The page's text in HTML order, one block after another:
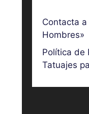
Contacta
Hombres»
Política de
Tatuajes